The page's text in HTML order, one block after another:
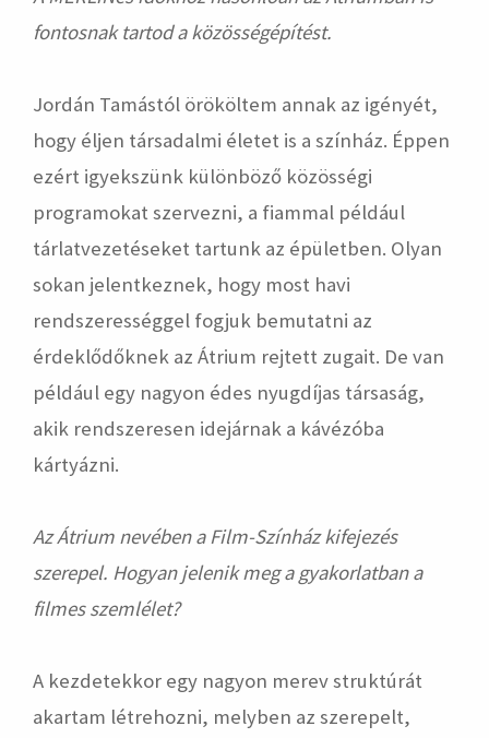
fontosnak tartod a közösségépítést.
Jordán Tamástól örököltem annak az igényét,
hogy éljen társadalmi életet is a színház. Éppen
ezért igyekszünk különböző közösségi
programokat szervezni, a fiammal például
tárlatvezetéseket tartunk az épületben. Olyan
sokan jelentkeznek, hogy most havi
rendszerességgel fogjuk bemutatni az
érdeklődőknek az Átrium rejtett zugait. De van
például egy nagyon édes nyugdíjas társaság,
akik rendszeresen idejárnak a kávézóba
kártyázni.
Az Átrium nevében a Film-Színház kifejezés
szerepel. Hogyan jelenik meg a gyakorlatban a
filmes szemlélet?
A kezdetekkor egy nagyon merev struktúrát
akartam létrehozni, melyben az szerepelt,